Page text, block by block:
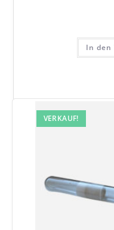
In den
VERKAUF!